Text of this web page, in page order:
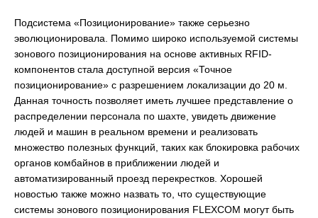
Подсистема «Позиционирование» также серьезно
эволюционировала. Помимо широко используемой системы
зонового позиционирования на основе активных RFID-
компонентов стала доступной версия «Точное
позиционирование» с разрешением локализации до 20 м.
Данная точность позволяет иметь лучшее представление о
распределении персонала по шахте, увидеть движение
людей и машин в реальном времени и реализовать
множество полезных функций, таких как блокировка рабочих
органов комбайнов в приближении людей и
автоматизированный проезд перекрестков. Хорошей
новостью также можно назвать то, что существующие
системы зонового позиционирования FLEXCOM могут быть